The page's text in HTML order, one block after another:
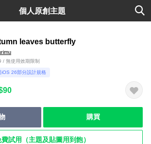
個人原創主題
leaves butterfly
/ 無使用效期限制
iOS 26部分設計規格
購買
試用（主題及貼圖用到飽）